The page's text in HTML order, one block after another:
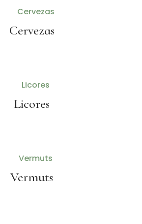
Cervezas
Licores
Vermuts